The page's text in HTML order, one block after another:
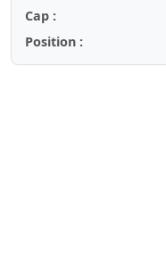
Cap :
Position :